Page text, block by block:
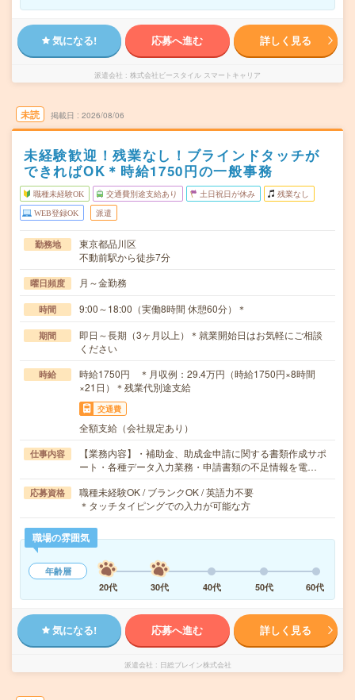
気になる! 応募へ進む 詳しく見る
派遣会社 株式会社ビースタイル スマートキャリア
未読 掲載日 2026/08/06
未経験歓迎！残業なし！ブラインドタッチが
できればOK＊時給1750円の一般事務
職種未経験OK 交通費別途支給あり 土日祝日が休み 残業なし
WEB登録OK 派遣
勤務地
東京都品川区
不動前駅から徒歩7分
曜日頻度 月～金勤務
時間 9:00～18:00（実働8時間 休憩60分）＊
期間
即日～長期（3ヶ月以上）＊就業開始日はお気軽にご相談
ください
時給
時給1750円 ＊月収例：29.4万円（時給1750円×8時間
×21日）＊残業代別途支給
交通費
全額支給（会社規定あり）
仕事内容
【業務内容】・補助金、助成金申請に関する書類作成サポ
ート・各種データ入力業務・申請書類の不足情報を電…
応募資格
職種未経験OK / ブランクOK / 英語力不要
＊タッチタイピングでの入力が可能な方
職場の雰囲気
年齢層
20代
30代 40代 50代 60代
気になる! 応募へ進む 詳しく見る
派遣会社 日総ブレイン株式会社